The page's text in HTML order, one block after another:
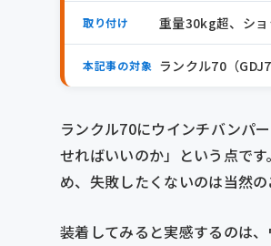
取り付け 重量30kg超、ショ
本記事の対象 ランクル70（
ランクル70にウインチバンパ
せればいいのか」という点で
め、失敗したくないのは当然の
装着してみると実感するのは